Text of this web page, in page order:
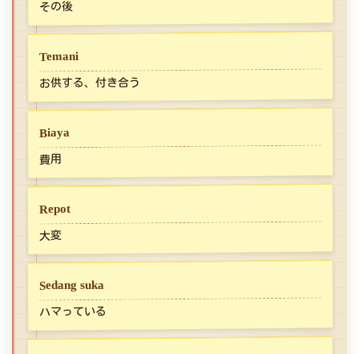
その後
Temani
お供する、付き合う
Biaya
費用
Repot
大変
Sedang suka
ハマっている